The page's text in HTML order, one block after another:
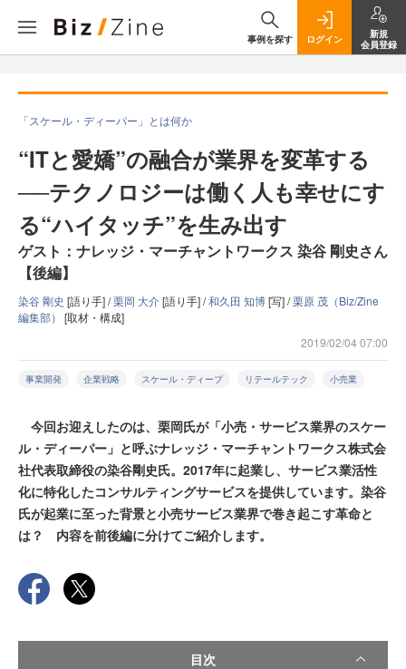
事例を探す ログイン
新規
会員登録
「スケール・ディーパー」とは何か
“ITと愛嬌”の融合が業界を変革する
──テクノロジーは働く人も幸せにす
る“ハイタッチ”を生み出す
ゲスト：ナレッジ・マーチャントワークス 染谷 剛史さん
【後編】
染谷 剛史 [語り手] /栗岡 大介[語り手] /和久田 知博[写] /栗原 茂（Biz/Zine
編集部） [取材・構成]
2019/02/04 07:00
事業開発 企業戦略 スケール・ディープ リテールテック 小売業
今回お迎えしたのは、栗岡氏が「小売・サービス業界のスケー
ル・ディーパー」と呼ぶナレッジ・マーチャントワークス株式会
社代表取締役の染谷剛史氏。2017年に起業し、サービス業活性
化に特化したコンサルティングサービスを提供しています。染谷
氏が起業に至った背景と小売サービス業界で巻き起こす革命と
は？ 内容を前後編に分けてご紹介します。
目次